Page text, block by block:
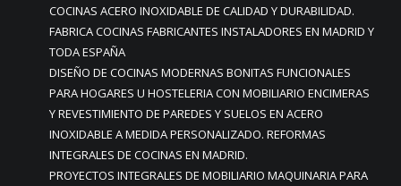
COCINAS ACERO INOXIDABLE DE CALIDAD Y DURABILIDAD.
FABRICA COCINAS FABRICANTES INSTALADORES EN MADRID Y
TODA ESPAÑA
DISEÑO DE COCINAS MODERNAS BONITAS FUNCIONALES
PARA HOGARES U HOSTELERIA CON MOBILIARIO ENCIMERAS
Y REVESTIMIENTO DE PAREDES Y SUELOS EN ACERO
INOXIDABLE A MEDIDA PERSONALIZADO. REFORMAS
INTEGRALES DE COCINAS EN MADRID.
PROYECTOS INTEGRALES DE MOBILIARIO MAQUINARIA PARA